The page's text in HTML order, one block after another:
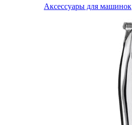
Аксессуары для машинок